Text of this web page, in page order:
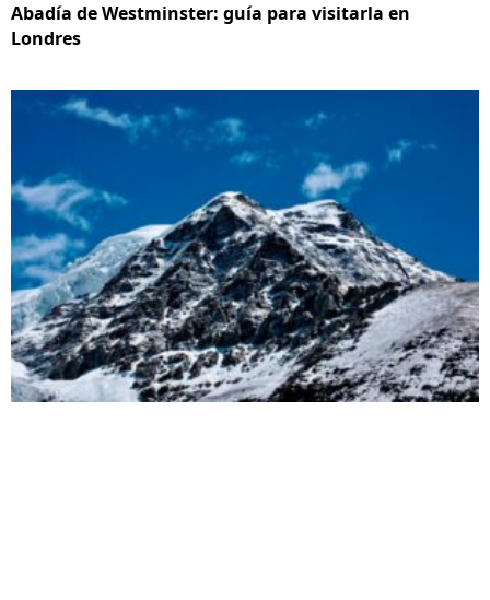
Abadía de Westminster: guía para visitarla en
Londres